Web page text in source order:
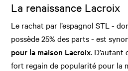
La renaissance Lacroix
Le rachat par l’espagnol STL -
possède 25% des parts - est
pour la maison Lacroix.
fort regain de popularité pour la